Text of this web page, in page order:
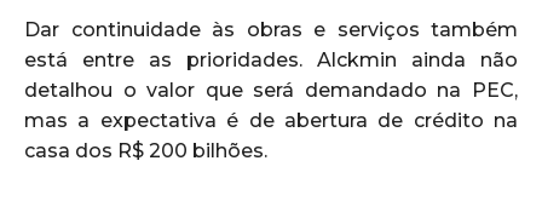
Dar continuidade às obras e serviços também
está entre as prioridades. Alckmin ainda não
detalhou o valor que será demandado na PEC,
mas a expectativa é de abertura de crédito na
casa dos R$ 200 bilhões.